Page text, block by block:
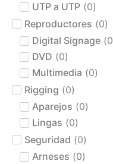
UTP a UTP (0)
Reproductores (0)
Digital Signage (0
DVD (0)
Multimedia (0)
Rigging (0)
Aparejos (0)
Lingas (0)
Seguridad (0)
Arneses (0)